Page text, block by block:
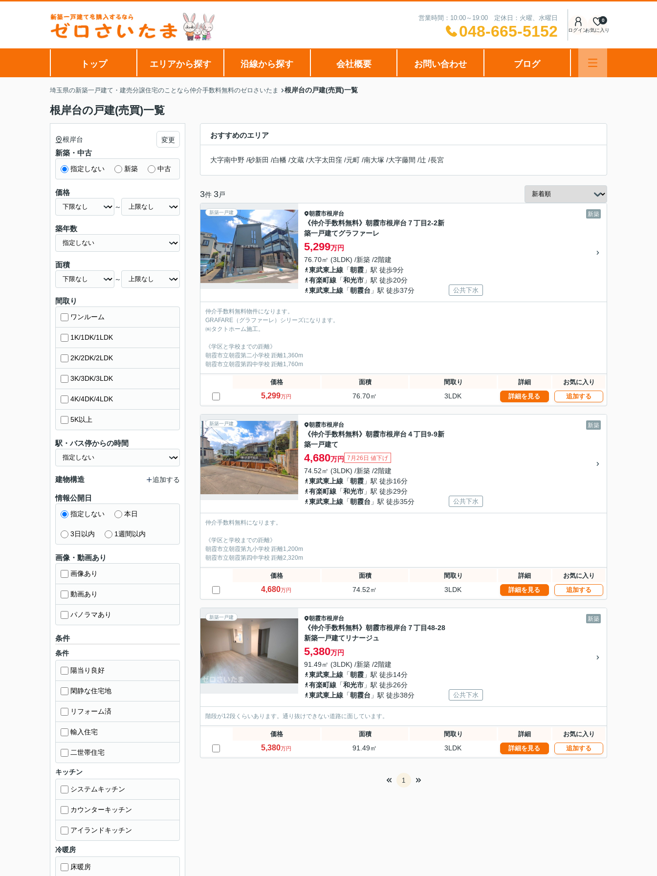
営業時間：10:00～19:00 定休日：火曜、水曜日
048-665-5152 ログインお気に入り
0
トップ エリアから探す 沿線から探す 会社概要 お問い合わせ ブログ
埼玉県の新築一戸建て・建売分譲住宅のことなら仲介手数料無料のゼロさいたま 根岸台の戸建(売買)一覧
根岸台の戸建(売買)一覧
おすすめのエリア
大字南中野 /砂新田 /白幡 /文蔵 /大字太田窪 /元町 /南大塚 /大字藤間 /辻 /長宮
3件 3戸
新築一戸建 新築
朝霞市根岸台
《仲介手数料無料》朝霞市根岸台７丁目2-2新
築一戸建てグラファーレ
5,299万円
76.70㎡ (3LDK) /新築 /2階建
東武東上線 「朝霞 」駅 徒歩9分
有楽町線 「和光市 」駅 徒歩20分
東武東上線 「朝霞台 」駅 徒歩37分 公共下水
仲介手数料無料物件になります。
GRAFARE（グラファーレ）シリーズになります。
㈱タクトホーム施工。
《学区と学校までの距離》
朝霞市立朝霞第二小学校 距離1,360m
朝霞市立朝霞第四中学校 距離1,760m
価格 面積 間取り 詳細 お気に入り
5,299万円 76.70㎡ 3LDK 詳細を見る 追加する
新築一戸建 新築
朝霞市根岸台
《仲介手数料無料》朝霞市根岸台４丁目9-9新
築一戸建て
4,680万円 7月26日 値下げ
74.52㎡ (3LDK) /新築 /2階建
東武東上線 「朝霞 」駅 徒歩16分
有楽町線 「和光市 」駅 徒歩29分
東武東上線 「朝霞台 」駅 徒歩35分 公共下水
仲介手数料無料になります。
《学区と学校までの距離》
朝霞市立朝霞第九小学校 距離1,200m
朝霞市立朝霞第四中学校 距離2,320m
価格 面積 間取り 詳細 お気に入り
4,680万円 74.52㎡ 3LDK 詳細を見る 追加する
新築一戸建 新築
朝霞市根岸台
《仲介手数料無料》朝霞市根岸台７丁目48-28
新築一戸建てリナージュ
5,380万円
91.49㎡ (3LDK) /新築 /2階建
東武東上線 「朝霞 」駅 徒歩14分
有楽町線 「和光市 」駅 徒歩26分
東武東上線 「朝霞台 」駅 徒歩38分 公共下水
階段が12段くらいあります。通り抜けできない道路に面しています。
価格 面積 間取り 詳細 お気に入り
5,380万円 91.49㎡ 3LDK 詳細を見る 追加する
1
根岸台 変更
新築・中古
指定しない 新築 中古
価格
～
築年数
面積
～
間取り
ワンルーム
1K/1DK/1LDK
2K/2DK/2LDK
3K/3DK/3LDK
4K/4DK/4LDK
5K以上
駅・バス停からの時間
建物構造 追加する
情報公開日
指定しない 本日
3日以内 1週間以内
画像・動画あり
画像あり
動画あり
パノラマあり
条件
条件
陽当り良好
閑静な住宅地
リフォーム済
輸入住宅
二世帯住宅
キッチン
システムキッチン
カウンターキッチン
アイランドキッチン
冷暖房
床暖房